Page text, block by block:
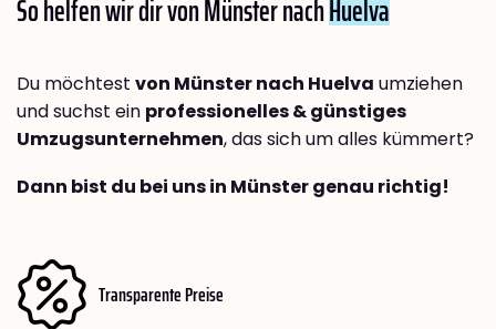
So helfen wir dir von Münster nachHuelva
Du möchtest von Münster nach Huelva umziehen
und suchst ein professionelles & günstiges
Umzugsunternehmen, das sich um alles kümmert?
Dann bist du bei uns in Münster genau richtig!
Transparente Preise